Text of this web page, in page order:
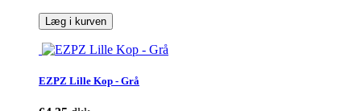
Læg i kurven
EZPZ Lille Kop - Grå